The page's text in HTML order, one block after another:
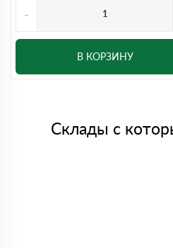
-
В КОРЗИНУ
Склады с